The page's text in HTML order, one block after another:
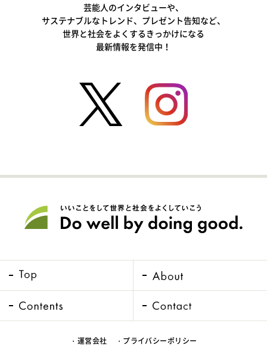
芸能人のインタビューや、
サステナブルなトレンド、プレゼント告知など、
世界と社会をよくするきっかけになる
最新情報を発信中！
・運営会社 ・プライバシーポリシー